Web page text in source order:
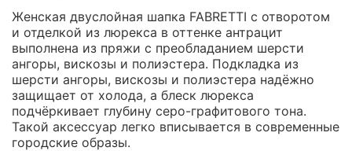
Женская двуслойная шапка FABRETTI с отворотом
и отделкой из люрекса в оттенке антрацит
выполнена из пряжи с преобладанием шерсти
ангоры, вискозы и полиэстера. Подкладка из
шерсти ангоры, вискозы и полиэстера надёжно
защищает от холода, а блеск люрекса
подчёркивает глубину серо-графитового тона.
Такой аксессуар легко вписывается в современные
городские образы.